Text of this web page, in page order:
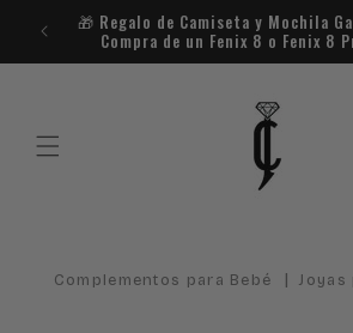
directamente
al contenido
🎁​ Regalo de Camiseta y Mochila
Compra de un Fenix 8 o Fenix 8
Complementos para Bebé | Joyas